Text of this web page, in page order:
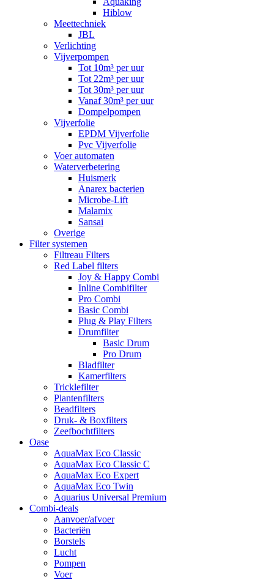
Hiblow
Meettechniek
JBL
Verlichting
Vijverpompen
Tot 10m³ per uur
Tot 22m³ per uur
Tot 30m³ per uur
Vanaf 30m³ per uur
Dompelpompen
Vijverfolie
EPDM Vijverfolie
Pvc Vijverfolie
Voer automaten
Waterverbetering
Huismerk
Anarex bacterien
Microbe-Lift
Malamix
Sansai
Overige
Filter systemen
Filtreau Filters
Red Label filters
Joy & Happy Combi
Inline Combifilter
Pro Combi
Basic Combi
Plug & Play Filters
Drumfilter
Basic Drum
Pro Drum
Bladfilter
Kamerfilters
Tricklefilter
Plantenfilters
Beadfilters
Druk- & Boxfilters
Zeefbochtfilters
Oase
AquaMax Eco Classic
AquaMax Eco Classic C
AquaMax Eco Expert
AquaMax Eco Twin
Aquarius Universal Premium
Combi-deals
Aanvoer/afvoer
Bacteriën
Borstels
Lucht
Pompen
Voer